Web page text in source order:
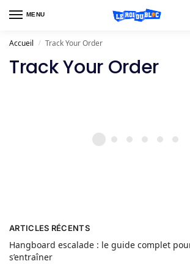
MENU
Accueil / Track Your Order
Track Your Order
ARTICLES RÉCENTS
Hangboard escalade : le guide complet
s’entraîner